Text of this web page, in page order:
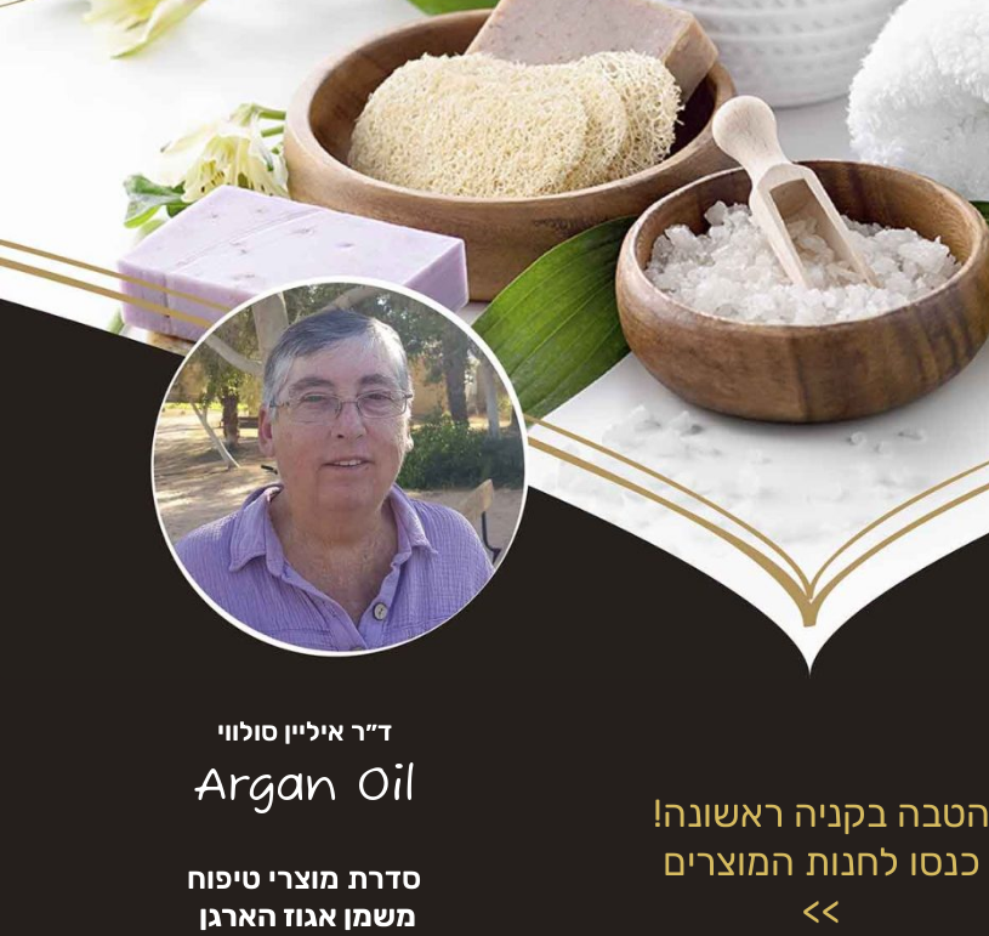
הטבה בקניה ראשונה!
כנסו לחנות המוצרים
>>
ד״ר איליין סולווי
Argan Oil
סדרת מוצרי טיפוח
משמן אגוז הארגן